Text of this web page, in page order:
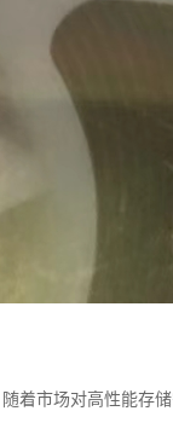
着市场对高性能存